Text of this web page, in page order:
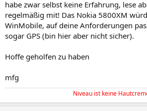
habe zwar selbst keine Erfahrung, lese
regelmäßig mit! Das Nokia 5800XM
WinMobile, auf deine Anforderungen
sogar GPS (bin hier aber nicht sicher).
Hoffe geholfen zu haben
mfg
Niveau ist keine